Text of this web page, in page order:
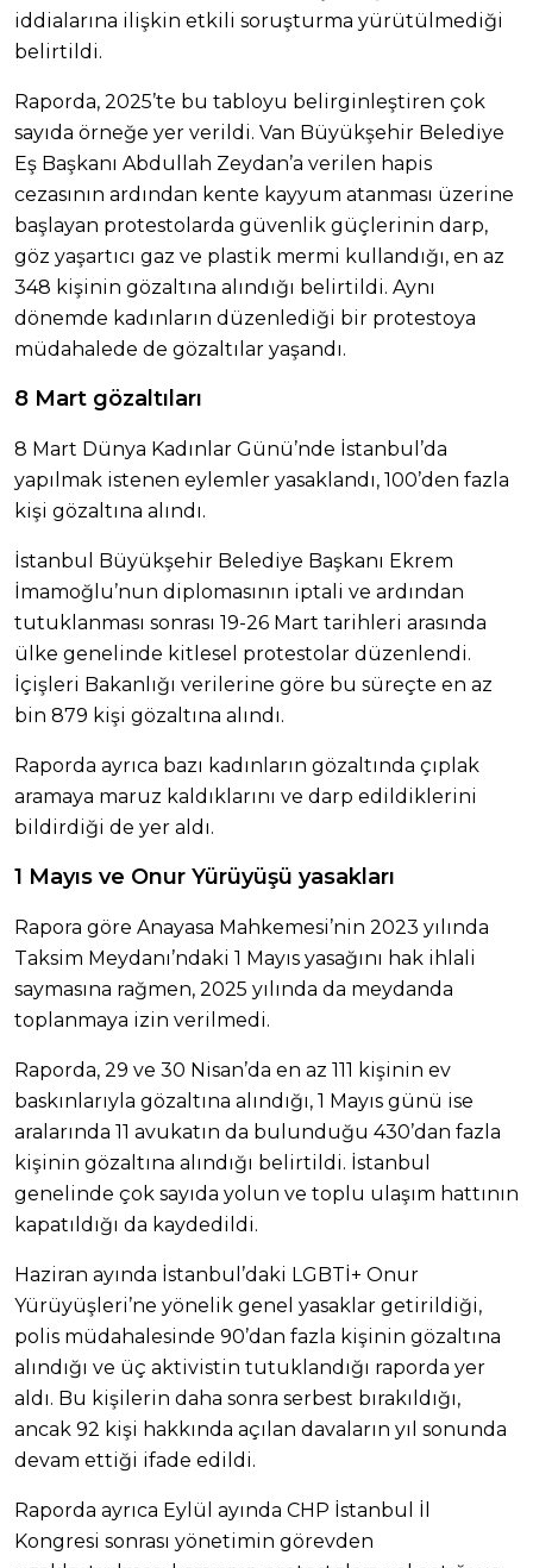
iddialarına ilişkin etkili soruşturma yürütülmediği
belirtildi.
Raporda, 2025’te bu tabloyu belirginleştiren çok
sayıda örneğe yer verildi. Van Büyükşehir Belediye
Eş Başkanı Abdullah Zeydan’a verilen hapis
cezasının ardından kente kayyum atanması üzerine
başlayan protestolarda güvenlik güçlerinin darp,
göz yaşartıcı gaz ve plastik mermi kullandığı, en az
348 kişinin gözaltına alındığı belirtildi. Aynı
dönemde kadınların düzenlediği bir protestoya
müdahalede de gözaltılar yaşandı.
8 Mart gözaltıları
8 Mart Dünya Kadınlar Günü’nde İstanbul’da
yapılmak istenen eylemler yasaklandı, 100’den fazla
kişi gözaltına alındı.
İstanbul Büyükşehir Belediye Başkanı Ekrem
İmamoğlu’nun diplomasının iptali ve ardından
tutuklanması sonrası 19-26 Mart tarihleri arasında
ülke genelinde kitlesel protestolar düzenlendi.
İçişleri Bakanlığı verilerine göre bu süreçte en az
bin 879 kişi gözaltına alındı.
Raporda ayrıca bazı kadınların gözaltında çıplak
aramaya maruz kaldıklarını ve darp edildiklerini
bildirdiği de yer aldı.
1 Mayıs ve Onur Yürüyüşü yasakları
Rapora göre Anayasa Mahkemesi’nin 2023 yılında
Taksim Meydanı’ndaki 1 Mayıs yasağını hak ihlali
saymasına rağmen, 2025 yılında da meydanda
toplanmaya izin verilmedi.
Raporda, 29 ve 30 Nisan’da en az 111 kişinin ev
baskınlarıyla gözaltına alındığı, 1 Mayıs günü ise
aralarında 11 avukatın da bulunduğu 430’dan fazla
kişinin gözaltına alındığı belirtildi. İstanbul
genelinde çok sayıda yolun ve toplu ulaşım hattının
kapatıldığı da kaydedildi.
Haziran ayında İstanbul’daki LGBTİ+ Onur
Yürüyüşleri’ne yönelik genel yasaklar getirildiği,
polis müdahalesinde 90’dan fazla kişinin gözaltına
alındığı ve üç aktivistin tutuklandığı raporda yer
aldı. Bu kişilerin daha sonra serbest bırakıldığı,
ancak 92 kişi hakkında açılan davaların yıl sonunda
devam ettiği ifade edildi.
Raporda ayrıca Eylül ayında CHP İstanbul İl
Kongresi sonrası yönetimin görevden